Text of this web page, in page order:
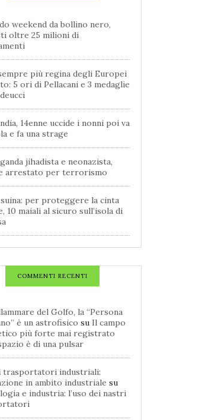
weekend da bollino nero,
oltre 25 milioni di
più regina degli Europei
5 ori di Pellacani e 3 medaglie
14enne uccide i nonni poi va
e fa una strage
jihadista e neonazista,
arrestato per terrorismo
per proteggere la cinta
10 maiali al sicuro sull’isola di
COMMENTI RECENTI
del Golfo, la “Persona
è un astrofisico su Il campo
più forte mai registrato
è di una pulsar
trasportatori industriali:
in ambito industriale su
e industria: l’uso dei nastri